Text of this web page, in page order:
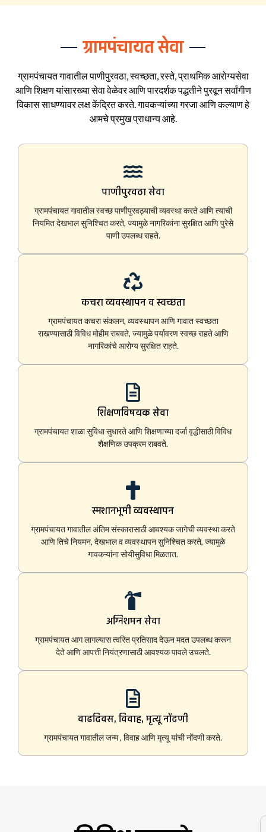
ग्रामपंचायत सेवा
ग्रामपंचायत गावातील पाणीपुरवठा, स्वच्छता, रस्ते, प्राथमिक आरोग्यसेवा
आणि शिक्षण यांसारख्या सेवा वेळेवर आणि पारदर्शक पद्धतीने पुरवून सर्वांगीण
विकास साधण्यावर लक्ष केंद्रित करते. गावकऱ्यांच्या गरजा आणि कल्याण हे
आमचे प्रमुख प्राधान्य आहे.
पाणीपुरवठा सेवा
ग्रामपंचायत गावातील स्वच्छ पाणीपुरवठ्याची व्यवस्था करते आणि त्याची
नियमित देखभाल सुनिश्चित करते, ज्यामुळे नागरिकांना सुरक्षित आणि पुरेसे
पाणी उपलब्ध राहते.
कचरा व्यवस्थापन व स्वच्छता
ग्रामपंचायत कचरा संकलन, व्यवस्थापन आणि गावात स्वच्छता
राखण्यासाठी विविध मोहीम राबवते, ज्यामुळे पर्यावरण स्वच्छ राहते आणि
नागरिकांचे आरोग्य सुरक्षित राहते.
शिक्षणविषयक सेवा
ग्रामपंचायत शाळा सुविधा सुधारते आणि शिक्षणाच्या दर्जा वृद्धीसाठी विविध
शैक्षणिक उपक्रम राबवते.
स्मशानभूमी व्यवस्थापन
ग्रामपंचायत गावातील अंतिम संस्कारासाठी आवश्यक जागेची व्यवस्था करते
आणि तिचे नियमन, देखभाल व व्यवस्थापन सुनिश्चित करते, ज्यामुळे
गावकऱ्यांना सोयीसुविधा मिळतात.
अग्निशमन सेवा
ग्रामपंचायत आग लागल्यास त्वरित प्रतिसाद देऊन मदत उपलब्ध करून
देते आणि आपत्ती नियंत्रणासाठी आवश्यक पावले उचलते.
वाढदिवस, विवाह, मृत्यू नोंदणी
ग्रामपंचायत गावातील जन्म , विवाह आणि मृत्यू यांची नोंदणी करते.